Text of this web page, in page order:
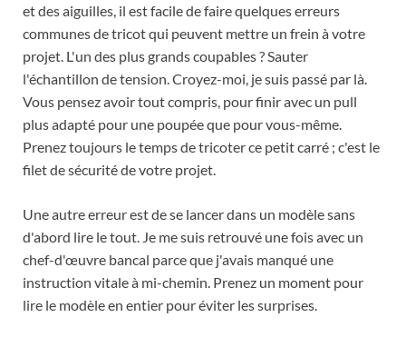
et des aiguilles, il est facile de faire quelques erreurs
communes de tricot qui peuvent mettre un frein à votre
projet. L'un des plus grands coupables ? Sauter
l'échantillon de tension. Croyez-moi, je suis passé par là.
Vous pensez avoir tout compris, pour finir avec un pull
plus adapté pour une poupée que pour vous-même.
Prenez toujours le temps de tricoter ce petit carré ; c'est le
filet de sécurité de votre projet.
Une autre erreur est de se lancer dans un modèle sans
d'abord lire le tout. Je me suis retrouvé une fois avec un
chef-d'œuvre bancal parce que j'avais manqué une
instruction vitale à mi-chemin. Prenez un moment pour
lire le modèle en entier pour éviter les surprises.